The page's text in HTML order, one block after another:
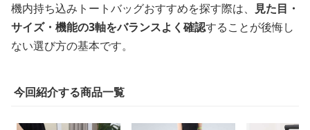
機内持ち込みトートバッグおすすめを探す際は、
見た目・
サイズ・機能の3軸をバランスよく確認することが後悔し
ない選び方の基本です。
今回紹介する商品一覧